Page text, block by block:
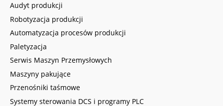
Audyt produkcji
Robotyzacja produkcji
Automatyzacja procesów produkcji
Paletyzacja
Serwis Maszyn Przemysłowych
Maszyny pakujące
Przenośniki taśmowe
Systemy sterowania DCS i programy PLC